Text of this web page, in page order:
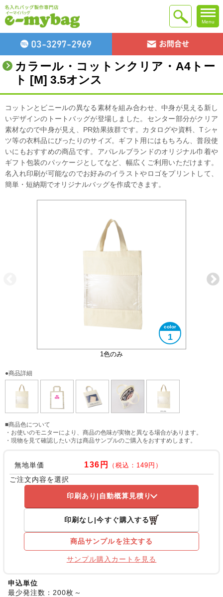
Menu
カラール・コットンクリア・A4トー
ト [M] 3.5オンス
コットンとビニールの異なる素材を組み合わせ、中身が見える新し
いデザインのトートバッグが登場しました。センター部分がクリア
素材なので中身が見え、PR効果抜群です。カタログや資料、Tシャ
ツ等の衣料品にぴったりのサイズ。ギフト用にはもちろん、普段使
いにもおすすめの商品です。アパレルブランドのオリジナル巾着や
ギフト包装のパッケージとしてなど、幅広くご利用いただけます。
名入れ印刷が可能なのでお好みのイラストやロゴをプリントして、
簡単・短納期でオリジナルバッグを作成できます。
1色のみ
1
A4サイズ対応
使用イメージ
使用イメージ
●商品詳細
■商品色について
・お使いのモニターにより、商品の色味が実物と異なる場合があります。
・現物を見て確認したい方は商品サンプルのご購入をおすすめします。
無地単価 136円 （税込：149円）
ご注文内容を選択
印刷あり 自動概算見積り
印刷なし 今すぐ購入する
商品サンプルを注文する
サンプル購入カートを見る
申込単位
最少発注数：200枚～